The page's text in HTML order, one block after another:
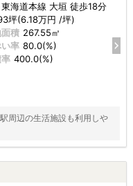
東海道本線 大垣 徒歩18分
坪(6.18万円 /坪)
積 267.55㎡
率 80.0(%)
400.0(%)
周辺の生活施設も利用しや